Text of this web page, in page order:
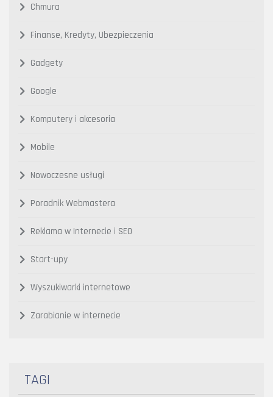
Chmura
Finanse, Kredyty, Ubezpieczenia
Gadgety
Google
Komputery i akcesoria
Mobile
Nowoczesne usługi
Poradnik Webmastera
Reklama w Internecie i SEO
Start-upy
Wyszukiwarki internetowe
Zarabianie w internecie
TAGI